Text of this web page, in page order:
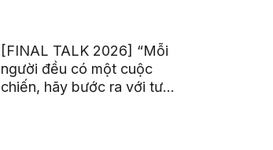
[FINAL TALK 2026] “Mỗi
người đều có một cuộc
chiến, hãy bước ra với tư